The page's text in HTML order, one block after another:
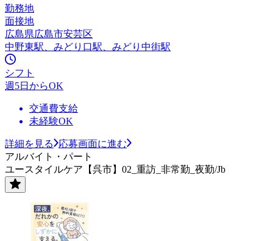
勤務地
面接地
広島県広島市安芸区
中野東駅、みどり口駅、みどり中街駅
シフト
週5日からOK
交通費支給
未経験OK
詳細を見る
応募画面に進む
アルバイト・パート
ユースタイルケア【呉市】02_重訪_非常勤_夜勤/Jb